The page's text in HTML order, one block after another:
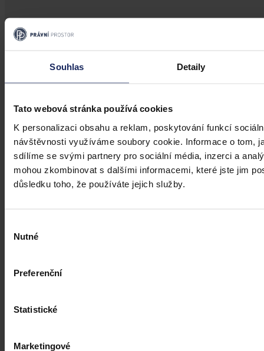
Souhlas Detaily
Tato webová stránka používá cookies
K personalizaci obsahu a reklam, poskytování funkcí
návštěvnosti využíváme soubory cookie. Informace o tom,
sdílíme se svými partnery pro sociální média, inzerci a
mohou zkombinovat s dalšími informacemi, které jste jim
důsledku toho, že používáte jejich služby.
souhlasu
Nutné
Preferenční
Statistické
Marketingové
Aktuality
mohly být nepromlčitelné, navrhla
koalice
Praha 1. srpna (ČTK) - Úkladná vražda a některé další trestné činy s
také například o některé činy související s obecným ohrožením,
teroristickým útokem a terorem, za něž hrozí až výjimečný trest.
3. srpna 2026, 10:04